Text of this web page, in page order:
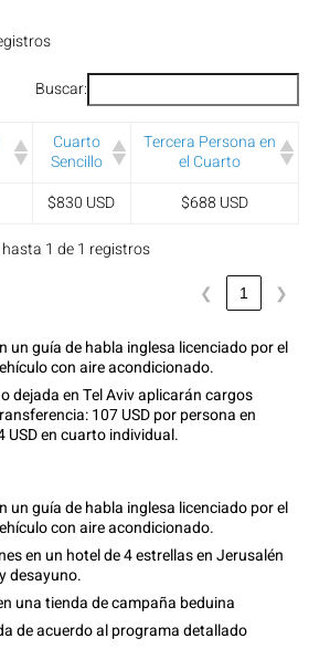
Buscar:
Cuarto
Sencillo
Tercera Persona en
el Cuarto
$830 USD
$688 USD
1 de 1 registros
❮ 1 ❯
un guía de habla inglesa licenciado por el
con aire acondicionado.
dejada en Tel Aviv aplicarán cargos
107 USD por persona en
USD en cuarto individual.
un guía de habla inglesa licenciado por el
con aire acondicionado.
en un hotel de 4 estrellas en Jerusalén
desayuno.
una tienda de campaña beduina
de acuerdo al programa detallado